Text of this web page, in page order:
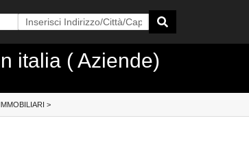
italia ( Aziende)
>